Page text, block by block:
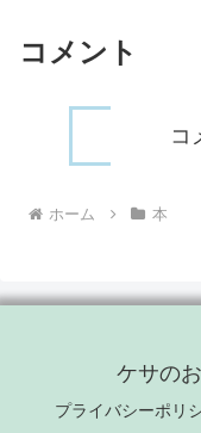
コメント
コ
ホーム 本
ケサの
プライバシーポリ